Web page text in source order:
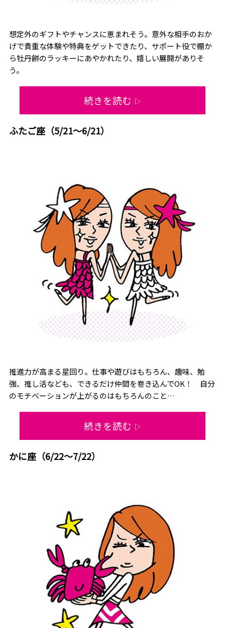
想定外のギフトやチャンスに恵まれそう。意外な相手のおか
げで貴重な体験や特典をゲットできたり、サポート役で棚か
ら牡丹餅のラッキーにあやかれたり、嬉しい展開がありそ
う。
続きを読む ▷
ふたご座（5/21～6/21）
推進力が高まる星回り。仕事や遊びはもちろん、趣味、勉
強、推し活なども、できるだけ仲間を巻き込んでOK！ 自分
のモチベーションが上がるのはもちろんのこと…
続きを読む ▷
かに座（6/22～7/22）